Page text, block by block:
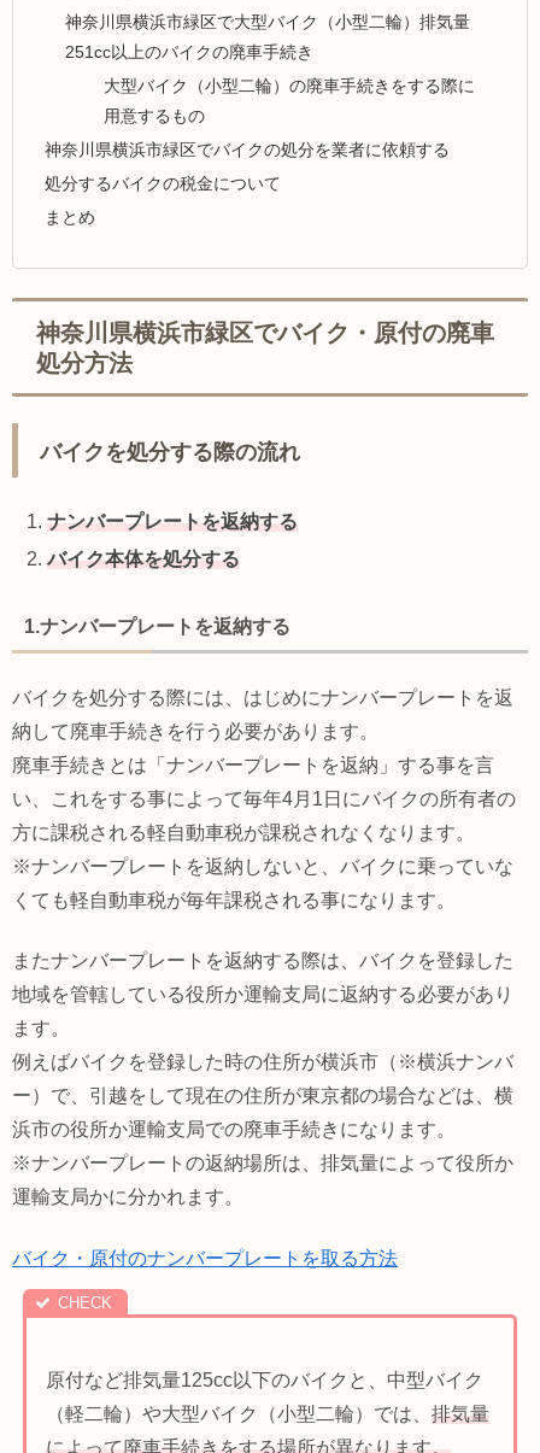
神奈川県横浜市緑区で大型バイク（小型二輪）排気量
251cc以上のバイクの廃車手続き
大型バイク（小型二輪）の廃車手続きをする際に
用意するもの
神奈川県横浜市緑区でバイクの処分を業者に依頼する
処分するバイクの税金について
まとめ
神奈川県横浜市緑区でバイク・原付の廃車
処分方法
バイクを処分する際の流れ
ナンバープレートを返納する
バイク本体を処分する
1.ナンバープレートを返納する
バイクを処分する際には、はじめにナンバープレートを返
納して廃車手続きを行う必要があります。
廃車手続きとは「ナンバープレートを返納」する事を言
い、これをする事によって毎年4月1日にバイクの所有者の
方に課税される軽自動車税が課税されなくなります。
※ナンバープレートを返納しないと、バイクに乗っていな
くても軽自動車税が毎年課税される事になります。
またナンバープレートを返納する際は、バイクを登録した
地域を管轄している役所か運輸支局に返納する必要があり
ます。
例えばバイクを登録した時の住所が横浜市（※横浜ナンバ
ー）で、引越をして現在の住所が東京都の場合などは、横
浜市の役所か運輸支局での廃車手続きになります。
※ナンバープレートの返納場所は、排気量によって役所か
運輸支局かに分かれます。
バイク・原付のナンバープレートを取る方法
原付など排気量125cc以下のバイクと、中型バイク
（軽二輪）や大型バイク（小型二輪）では、 排気量
によって廃車手続きをする場所が異なります。